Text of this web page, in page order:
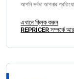
আপনি সর্বদা আপনার
এখানে ক্লিক করুন
REPRICER সম্পর্কে